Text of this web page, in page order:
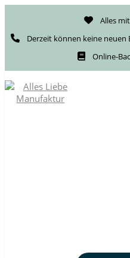
Alles
Derzeit können keine
Online-